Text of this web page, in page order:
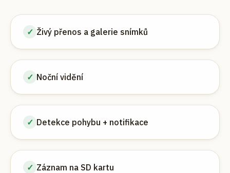
✓ Živý přenos a galerie snímků
✓ Noční vidění
✓ Detekce pohybu + notifikace
✓ Záznam na SD kartu